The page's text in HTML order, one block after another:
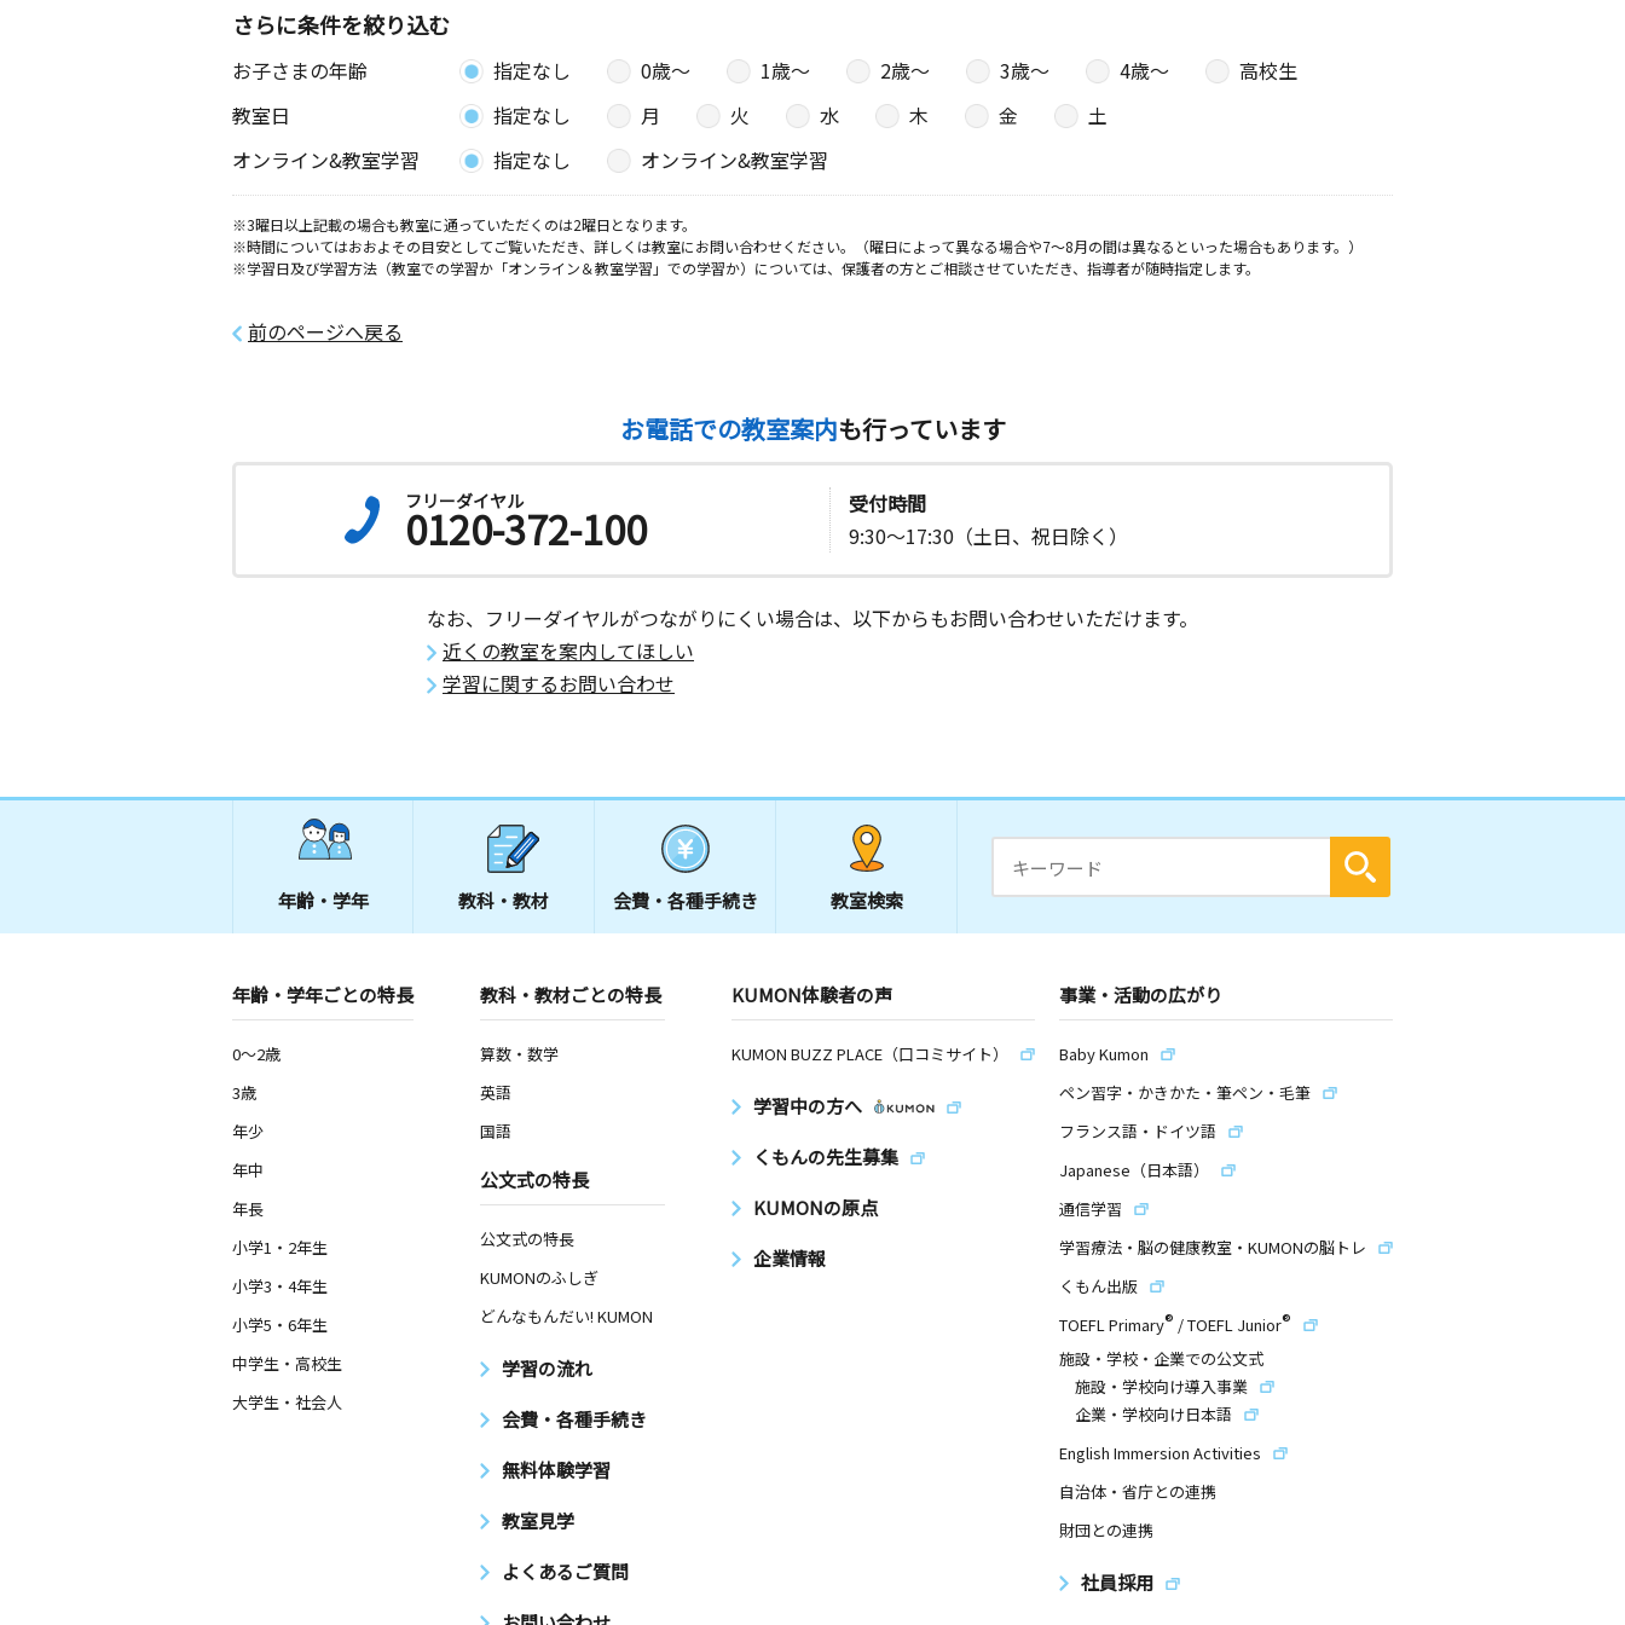
さらに条件を絞り込む
お子さまの年齢 指定なし 0歳〜 1歳〜 2歳〜 3歳〜 4歳〜
高校生
教室日
指定なし 月 火 水 木 金
土
オンライン&教室学習
指定なし オンライン&教室学習
※3曜日以上記載の場合も教室に通っていただくのは2曜日となります。
※時間についてはおおよその目安としてご覧いただき、詳しくは教室にお問い合わせください。（曜日によって異なる場合や7～8月の間は異なるといった場合もあります。）
※学習日及び学習方法（教室での学習か「オンライン＆教室学習」での学習か）については、保護者の方とご相談させていただき、指導者が随時指定します。
前のページへ戻る
お電話での教室案内も行っています
フリーダイヤル
0120-372-100
受付時間
9:30～17:30（土日、祝日除く）
なお、フリーダイヤルがつながりにくい場合は、以下からもお問い合わせいただけます。
近くの教室を案内してほしい
学習に関するお問い合わせ
年齢・学年 教科・教材 会費・ 各種手続き 教室検索
年齢・学年ごとの特長
0～2歳
3歳
年少
年中
年長
小学1・2年生
小学3・4年生
小学5・6年生
中学生・高校生
大学生・社会人
教科・教材ごとの特長
算数・数学
英語
国語
公文式の特長
公文式の特長
KUMONのふしぎ
どんなもんだい! KUMON
学習の流れ
会費・各種手続き
無料体験学習
教室見学
よくあるご質問
KUMON体験者の声
KUMON BUZZ PLACE（口コミサイト）
学習中の方へ
くもんの先生募集
KUMONの原点
企業情報
事業・活動の広がり
Baby Kumon
ペン習字・かきかた・筆ペン・毛筆
フランス語・ドイツ語
Japanese（日本語）
通信学習
学習療法・脳の健康教室・KUMONの脳トレ
くもん出版
TOEFL Primary® /TOEFL Junior®
施設・学校・企業での公文式
施設・学校向け導入事業
企業・学校向け日本語
English Immersion Activities
自治体・省庁との連携
財団との連携
社員採用